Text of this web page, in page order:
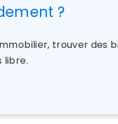
?
trouver des
libre.